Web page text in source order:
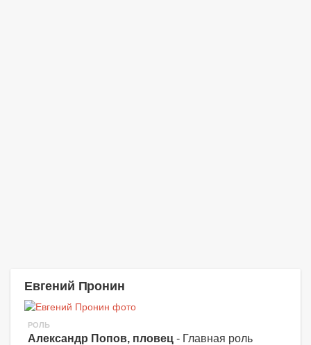
Евгений Пронин
РОЛЬ
Александр Попов, пловец - Главная роль